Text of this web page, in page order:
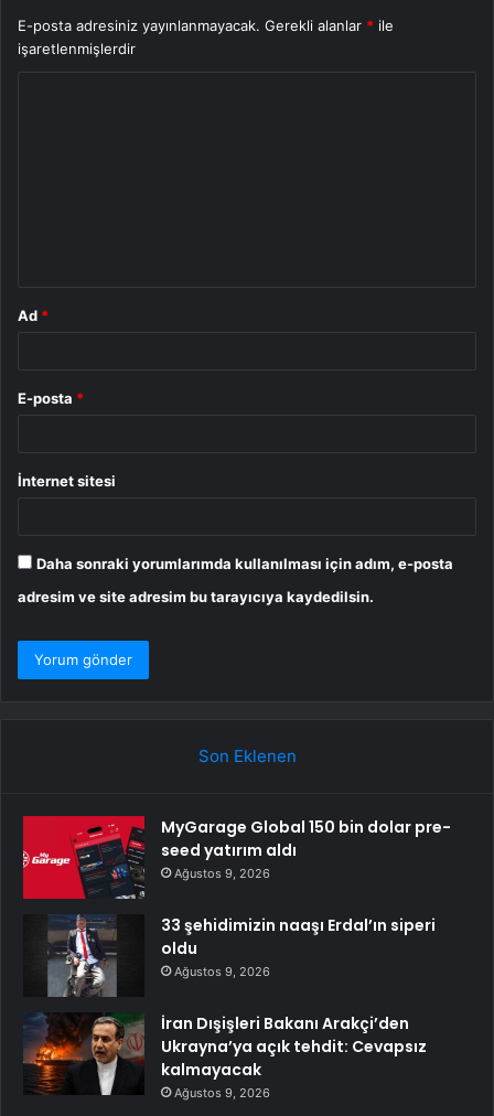
E-posta adresiniz yayınlanmayacak. Gerekli alanlar * ile
işaretlenmişlerdir
Ad *
E-posta *
İnternet sitesi
Daha sonraki yorumlarımda kullanılması için adım, e-posta
adresim ve site adresim bu tarayıcıya kaydedilsin.
Son Eklenen
MyGarage Global 150 bin dolar pre-
seed yatırım aldı
Ağustos 9, 2026
33 şehidimizin naaşı Erdal’ın siperi
oldu
Ağustos 9, 2026
İran Dışişleri Bakanı Arakçi’den
Ukrayna’ya açık tehdit: Cevapsız
kalmayacak
Ağustos 9, 2026